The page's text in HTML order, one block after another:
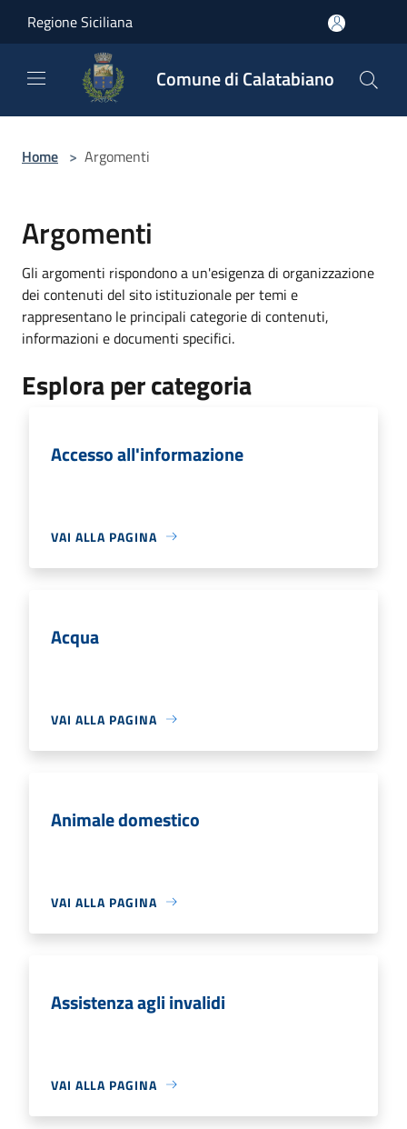
Regione Siciliana
Comune di Calatabiano
Home > Argomenti
Argomenti
Gli argomenti rispondono a un'esigenza di organizzazione
dei contenuti del sito istituzionale per temi e
rappresentano le principali categorie di contenuti,
informazioni e documenti specifici.
Esplora per categoria
Accesso all'informazione
VAI ALLA PAGINA
Acqua
VAI ALLA PAGINA
Animale domestico
VAI ALLA PAGINA
Assistenza agli invalidi
VAI ALLA PAGINA